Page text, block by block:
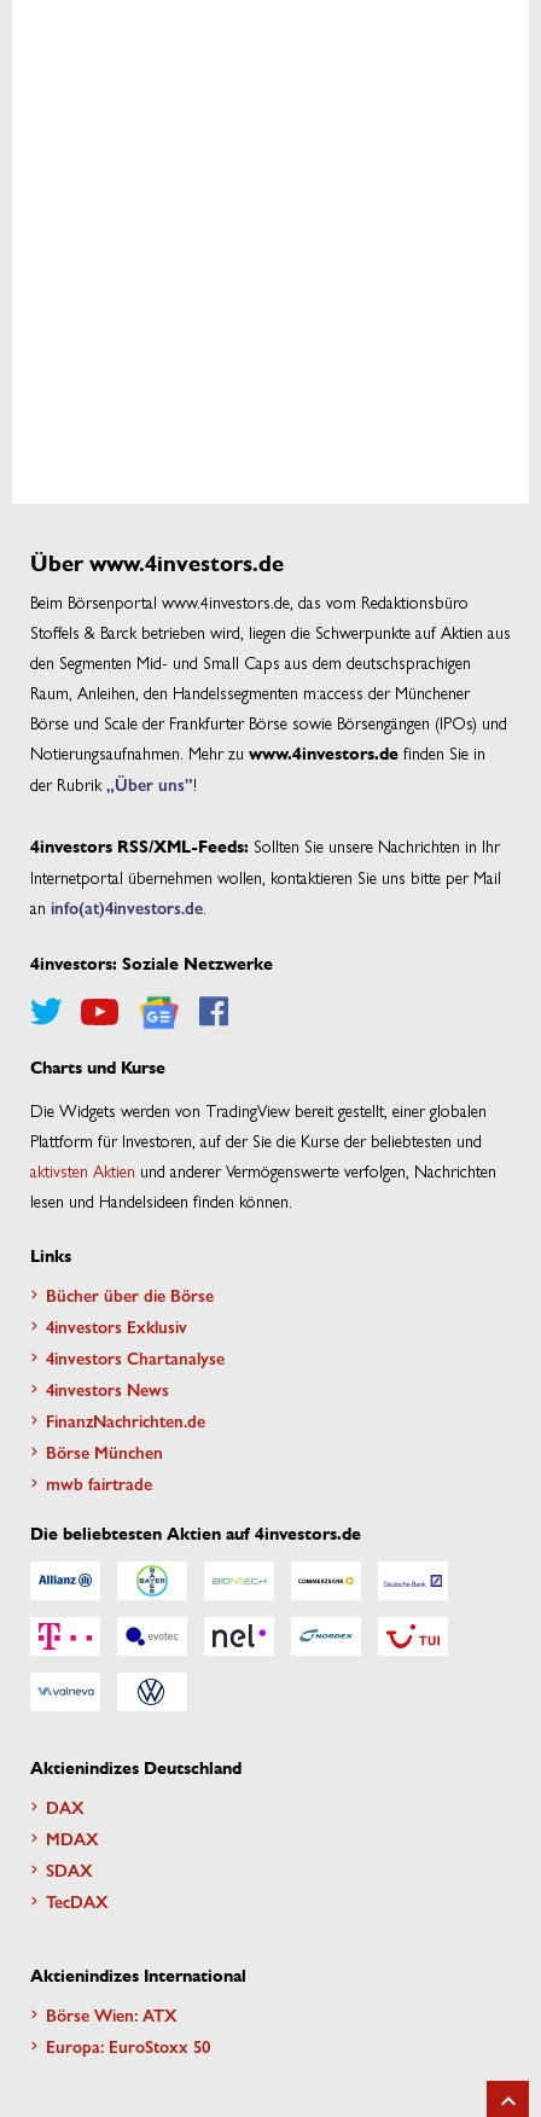
Über www.4investors.de
Beim Börsenportal www.4investors.de, das vom Redaktionsbüro
Stoffels & Barck betrieben wird, liegen die Schwerpunkte auf Aktien aus
den Segmenten Mid- und Small Caps aus dem deutschsprachigen
Raum, Anleihen, den Handelssegmenten m:access der Münchener
Börse und Scale der Frankfurter Börse sowie Börsengängen (IPOs) und
Notierungsaufnahmen. Mehr zu www.4investors.de finden Sie in
der Rubrik „Über uns”!
4investors RSS/XML-Feeds: Sollten Sie unsere Nachrichten in Ihr
Internetportal übernehmen wollen, kontaktieren Sie uns bitte per Mail
an info(at)4investors.de
4investors: Soziale Netzwerke
Charts und Kurse
Die Widgets werden von TradingView bereit gestellt, einer globalen
Plattform für Investoren, auf der Sie die Kurse der beliebtesten und
aktivsten Aktien und anderer Vermögenswerte verfolgen, Nachrichten
lesen und Handelsideen finden können.
Links
Bücher über die Börse
4investors Exklusiv
4investors Chartanalyse
4investors News
FinanzNachrichten.de
Börse München
mwb fairtrade
Die beliebtesten Aktien auf 4investors.de
Aktienindizes Deutschland
DAX
MDAX
SDAX
TecDAX
Aktienindizes International
Börse Wien: ATX
Europa: EuroStoxx 50